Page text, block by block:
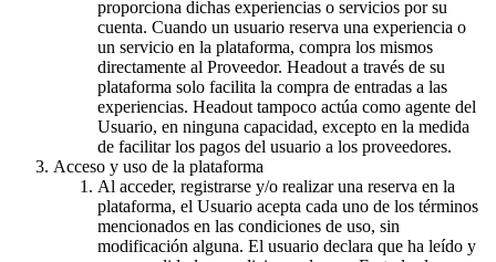
proporciona dichas experiencias o servicios por su
cuenta. Cuando un usuario reserva una experiencia o
un servicio en la plataforma, compra los mismos
directamente al Proveedor. Headout a través de su
plataforma solo facilita la compra de entradas a las
experiencias. Headout tampoco actúa como agente del
Usuario, en ninguna capacidad, excepto en la medida
de facilitar los pagos del usuario a los proveedores.
Acceso y uso de la plataforma
Al acceder, registrarse y/o realizar una reserva en la
plataforma, el Usuario acepta cada uno de los términos
mencionados en las condiciones de uso, sin
modificación alguna. El usuario declara que ha leído y